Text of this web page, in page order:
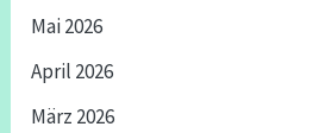
Mai 2026
April 2026
März 2026